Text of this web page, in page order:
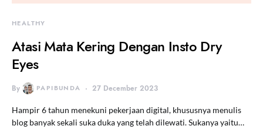
HEALTHY
Atasi Mata Kering Dengan Insto Dry
Eyes
By PAPIBUNDA 27 December 2023
Hampir 6 tahun menekuni pekerjaan digital, khususnya menulis
blog banyak sekali suka duka yang telah dilewati. Sukanya yaitu…